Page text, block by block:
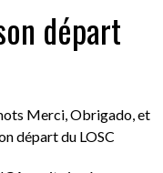
départ
Merci, Obrigado, et
départ du LOSC